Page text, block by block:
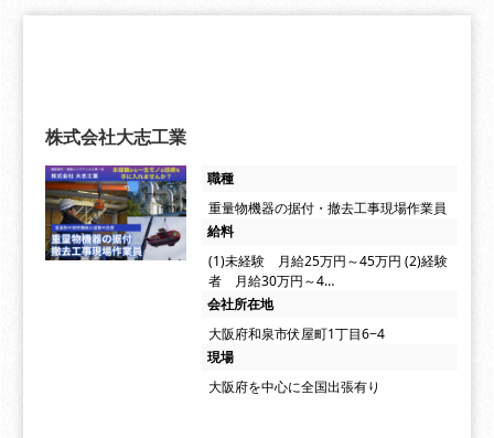
株式会社大志工業
職種
重量物機器の据付・撤去工事現場作業員
給料
(1)未経験 月給25万円～45万円 (2)経験
者 月給30万円～4…
会社所在地
大阪府和泉市伏屋町1丁目6−4
現場
大阪府を中心に全国出張有り